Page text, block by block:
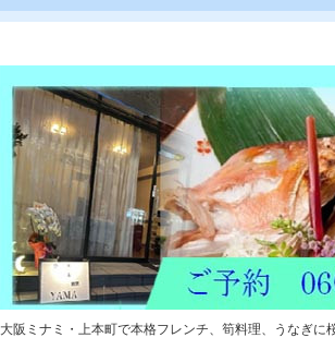
大阪ミナミ・上本町で本格フレンチ、筍料理、うなぎ